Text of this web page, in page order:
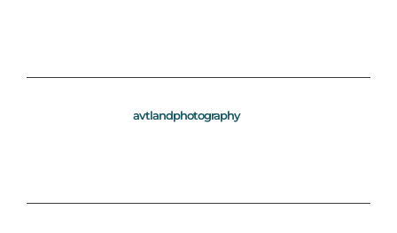
avtlandphotography